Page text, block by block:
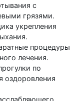
с
грязями.
укрепления
процедуры
лечения.
по
оздоровления